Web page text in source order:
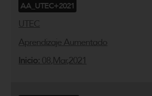
AA_UTEC+2021
UTEC
Aprendizaje Aumentado
Inicio: 08,Mar,2021